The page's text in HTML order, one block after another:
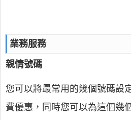
業務服務
親情號碼
您可以將最常用的幾個號碼設
費優惠，同時您可以為這個幾